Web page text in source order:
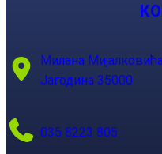
Милана
Јагодина 35000
035 8223 805